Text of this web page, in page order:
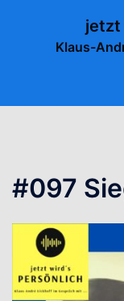
jetzt
Klaus-
#097